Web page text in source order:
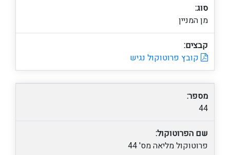
סוג:
מן המניין
קבצים:
קובץ פרוטוקול נגיש
מספר:
44
שם הפרוטוקול:
פרוטוקול מליאה מס' 44